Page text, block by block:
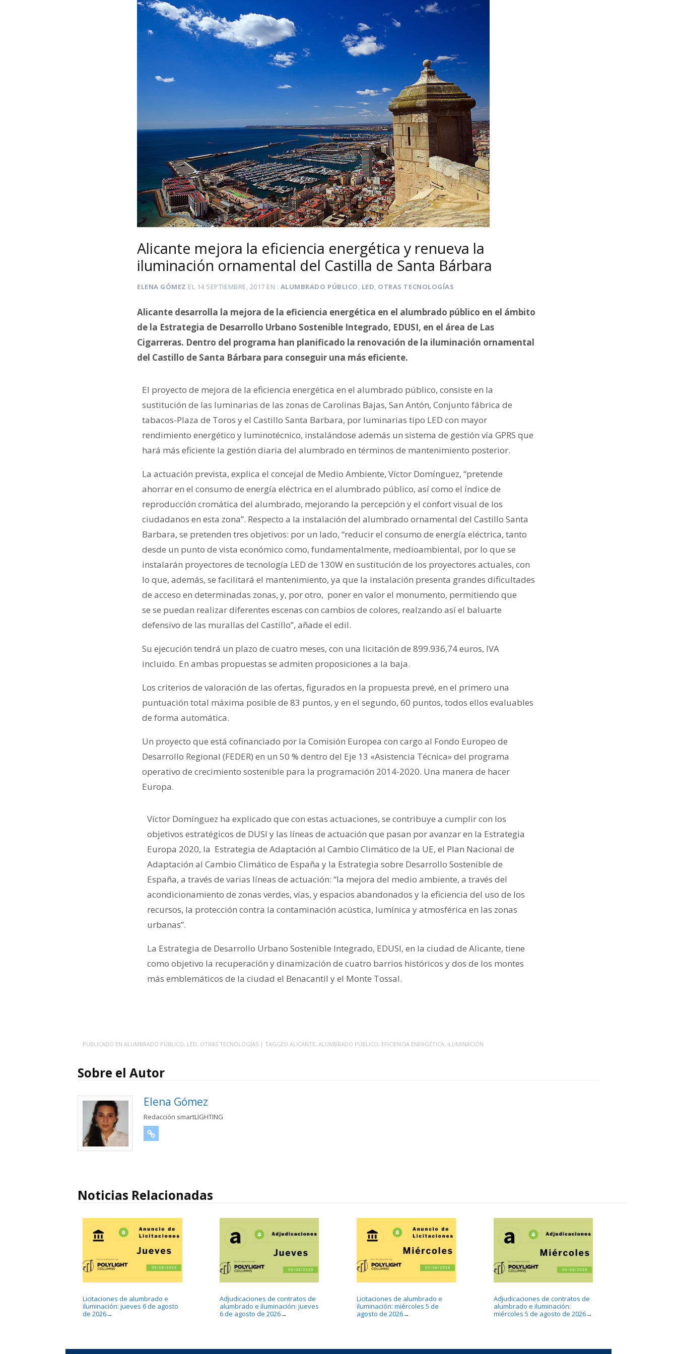
Alicante mejora la eficiencia energética y renueva la
iluminación ornamental del Castilla de Santa Bárbara
ELENA GÓMEZ EL 14 SEPTIEMBRE, 2017 EN ALUMBRADO PÚBLICO, LED, OTRAS TECNOLOGÍAS
Alicante desarrolla la mejora de la eficiencia energética en el alumbrado público en el ámbito
de la Estrategia de Desarrollo Urbano Sostenible Integrado, EDUSI, en el área de Las
Cigarreras. Dentro del programa han planificado la renovación de la iluminación ornamental
del Castillo de Santa Bárbara para conseguir una más eficiente.
El proyecto de mejora de la eficiencia energética en el alumbrado público, consiste en la
sustitución de las luminarias de las zonas de Carolinas Bajas, San Antón, Conjunto fábrica de
tabacos-Plaza de Toros y el Castillo Santa Barbara, por luminarias tipo LED con mayor
rendimiento energético y luminotécnico, instalándose además un sistema de gestión vía GPRS que
hará más eficiente la gestión diaria del alumbrado en términos de mantenimiento posterior.
La actuación prevista, explica el concejal de Medio Ambiente, Víctor Domínguez, “pretende
ahorrar en el consumo de energía eléctrica en el alumbrado público, así como el índice de
reproducción cromática del alumbrado, mejorando la percepción y el confort visual de los
ciudadanos en esta zona”. Respecto a la instalación del alumbrado ornamental del Castillo Santa
Barbara, se pretenden tres objetivos: por un lado, “reducir el consumo de energía eléctrica, tanto
desde un punto de vista económico como, fundamentalmente, medioambiental, por lo que se
instalarán proyectores de tecnología LED de 130W en sustitución de los proyectores actuales, con
lo que, además, se facilitará el mantenimiento, ya que la instalación presenta grandes dificultades
de acceso en determinadas zonas, y, por otro, poner en valor el monumento, permitiendo que
se se puedan realizar diferentes escenas con cambios de colores, realzando así el baluarte
defensivo de las murallas del Castillo”, añade el edil.
Su ejecución tendrá un plazo de cuatro meses, con una licitación de 899.936,74 euros, IVA
incluido. En ambas propuestas se admiten proposiciones a la baja.
Los criterios de valoración de las ofertas, figurados en la propuesta prevé, en el primero una
puntuación total máxima posible de 83 puntos, y en el segundo, 60 puntos, todos ellos evaluables
de forma automática.
Un proyecto que está cofinanciado por la Comisión Europea con cargo al Fondo Europeo de
Desarrollo Regional (FEDER) en un 50 % dentro del Eje 13 «Asistencia Técnica» del programa
operativo de crecimiento sostenible para la programación 2014-2020. Una manera de hacer
Europa.
Víctor Domínguez ha explicado que con estas actuaciones, se contribuye a cumplir con los
objetivos estratégicos de DUSI y las líneas de actuación que pasan por avanzar en la Estrategia
Europa 2020, la Estrategia de Adaptación al Cambio Climático de la UE, el Plan Nacional de
Adaptación al Cambio Climático de España y la Estrategia sobre Desarrollo Sostenible de
España, a través de varias líneas de actuación: “la mejora del medio ambiente, a través del
acondicionamiento de zonas verdes, vías, y espacios abandonados y la eficiencia del uso de los
recursos, la protección contra la contaminación acústica, lumínica y atmosférica en las zonas
urbanas”.
La Estrategia de Desarrollo Urbano Sostenible Integrado, EDUSI, en la ciudad de Alicante, tiene
como objetivo la recuperación y dinamización de cuatro barrios históricos y dos de los montes
más emblemáticos de la ciudad el Benacantil y el Monte Tossal.
PUBLICADO EN ALUMBRADO PÚBLICO, LED, OTRAS TECNOLOGÍAS | TAGGED ALICANTE, ALUMBRADO PÚBLICO, EFICIENCIA ENERGÉTICA, ILUMINACIÓN
Sobre el Autor
Elena Gómez
Redacción smartLIGHTING
Noticias Relacionadas
Licitaciones de alumbrado e
iluminación: jueves 6 de agosto
de 2026→
Adjudicaciones de contratos de
alumbrado e iluminación: jueves
6 de agosto de 2026→
Licitaciones de alumbrado e
iluminación: miércoles 5 de
agosto de 2026→
Adjudicaciones de contratos de
alumbrado e iluminación:
miércoles 5 de agosto de 2026→